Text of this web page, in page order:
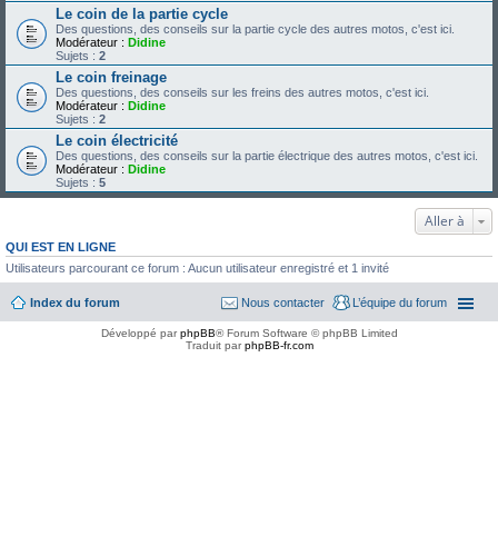
Le coin de la partie cycle
Des questions, des conseils sur la partie cycle des autres motos, c'est ici.
Modérateur : Didine
Sujets : 2
Le coin freinage
Des questions, des conseils sur les freins des autres motos, c'est ici.
Modérateur : Didine
Sujets : 2
Le coin électricité
Des questions, des conseils sur la partie électrique des autres motos, c'est ici.
Modérateur : Didine
Sujets : 5
Aller à
QUI EST EN LIGNE
Utilisateurs parcourant ce forum : Aucun utilisateur enregistré et 1 invité
Index du forum L’équipe du forum
Nous contacter
Développé parphpBB® Forum Software © phpBB Limited
Traduit parphpBB-fr.com